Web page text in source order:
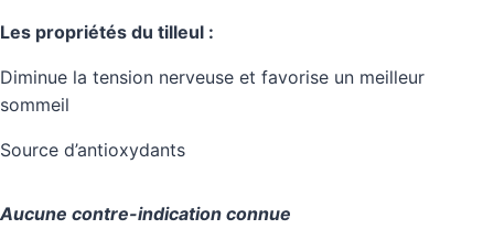
t
i
l
s
a
a
t
Les propriétés du tilleul :
Diminue la tension nerveuse et favorise un meilleur
sommeil
Source d’antioxydants
Aucune contre-indication connue